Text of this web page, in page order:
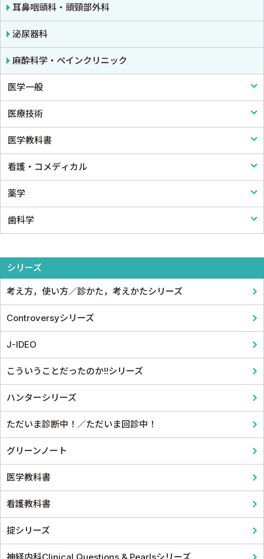
消化器
小児科
皮膚科
老人医学
耳鼻咽頭科・頭頸部外科
泌尿器科
麻酔科学・ペインクリニック
医学一般
医学一般・医学概論
医療制度
病院管理
医療統計
論文・医学情報
医療技術
リハビリテーション技術
鍼灸・柔道整復
医学教科書
医学教科書
看護・コメディカル
看護
看護教科書
薬学
薬学
歯科学
シリーズ
考え方，使い方／診かた，考えかたシリーズ
Controversyシリーズ
J-IDEO
こういうことだったのか!!シリーズ
ハンターシリーズ
ただいま診断中！／ただいま回診中！
グリーンノート
医学教科書
看護教科書
掟シリーズ